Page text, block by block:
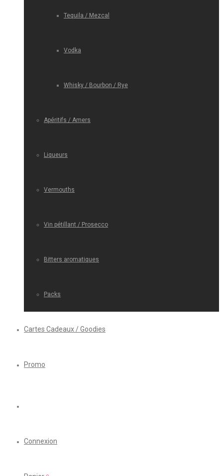
Tequila / Mezcal
Vodka
Whisky / Bourbon / Rye
Apéritifs / Amers
Liqueurs
Vermouths
Vin pétillant / Prosecco
Bitters aromatiques
Packs
Cartes Cadeaux / Goodies
Promo
Connexion